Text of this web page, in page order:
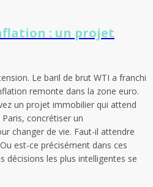
: un projet
Le baril de brut WTI a franchi
remonte dans la zone euro.
un projet immobilier qui attend
concrétiser un
changer de vie. Faut-il attendre
est-ce précisément dans ces
décisions les plus intelligentes se